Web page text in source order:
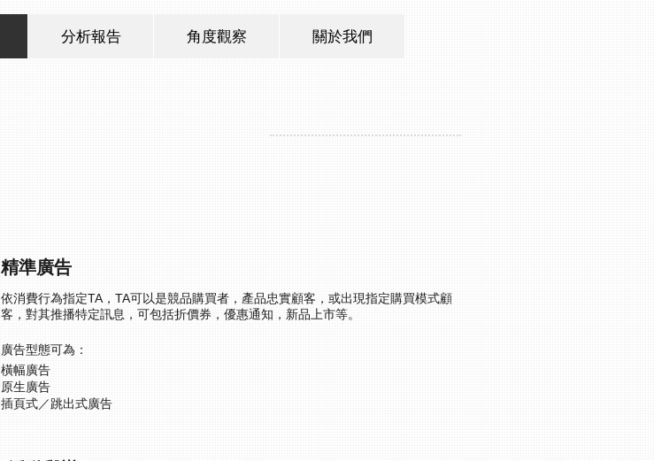
分析報告 角度觀察 關於我們
精準廣告
依消費行為指定TA，TA可以是競品購買者，產品忠實顧客，或出現指定購買模式顧
客，對其推播特定訊息，可包括折價券，優惠通知，新品上市等。
廣告型態可為：
橫幅廣告
原生廣告
插頁式／跳出式廣告